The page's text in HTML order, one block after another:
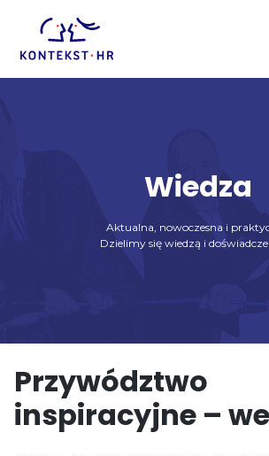
content
Wiedza
Aktualna, nowoczesna i
Dzielimy się wiedzą i
Przywództwo
inspiracyjne –